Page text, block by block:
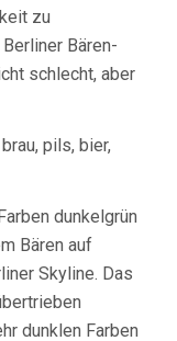
zu
Bären-
schlecht, aber
dunkelgrün
Bären auf
Skyline. Das
dunklen Farben